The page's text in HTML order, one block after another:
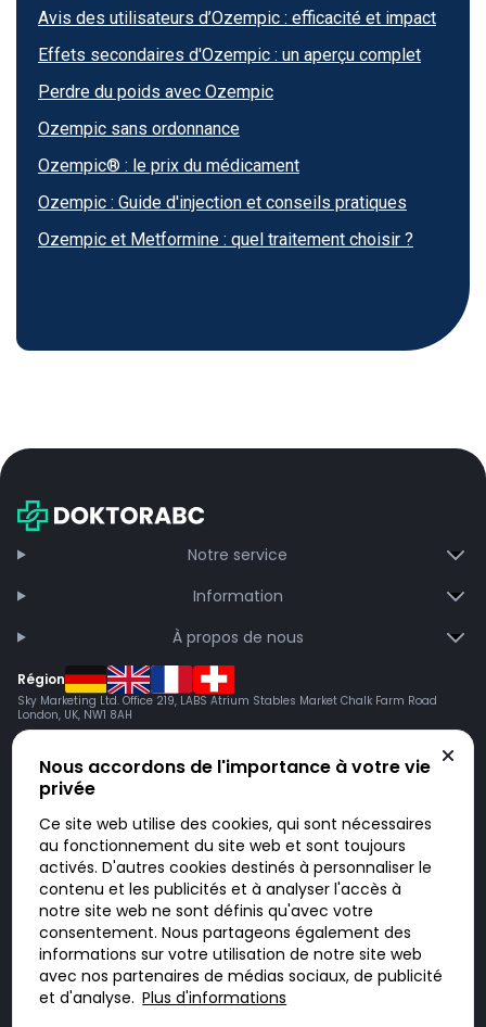
Avis des utilisateurs d’Ozempic : efficacité et impact
Effets secondaires d'Ozempic : un aperçu complet
Perdre du poids avec Ozempic
Ozempic sans ordonnance
Ozempic® : le prix du médicament
Ozempic : Guide d'injection et conseils pratiques
Ozempic et Metformine : quel traitement choisir ?
Notre service
Information
À propos de nous
Région
Sky Marketing Ltd. Office 219, LABS Atrium Stables Market Chalk Farm Road
London, UK, NW1 8AH
Doktorabc.com est une plateforme de mise en relation et n’est pas une
pharmacie en ligne. Nous ne vendons ni ne livrons de médicaments ou
autres produits. Les informations sur les produits, médicaments et prix
n’ont pas valeur d’offre. Vous êtes responsable du respect des lois en
vigueur dans votre pays. L’utilisation du site se fait à vos risques et sous
votre responsabilité. Vous visitez et utilisez ce site de votre propre
initiative.
Nous accordons de l'importance à votre vie
privée
Ce site web utilise des cookies, qui sont nécessaires
au fonctionnement du site web et sont toujours
activés. D'autres cookies destinés à personnaliser le
contenu et les publicités et à analyser l'accès à
notre site web ne sont définis qu'avec votre
consentement. Nous partageons également des
informations sur votre utilisation de notre site web
avec nos partenaires de médias sociaux, de publicité
et d'analyse. Plus d'informations